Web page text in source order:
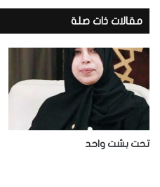
ي
د
ك
ا
إ
ل
ر
مقالات ذات صلة
تحت بشت واحد